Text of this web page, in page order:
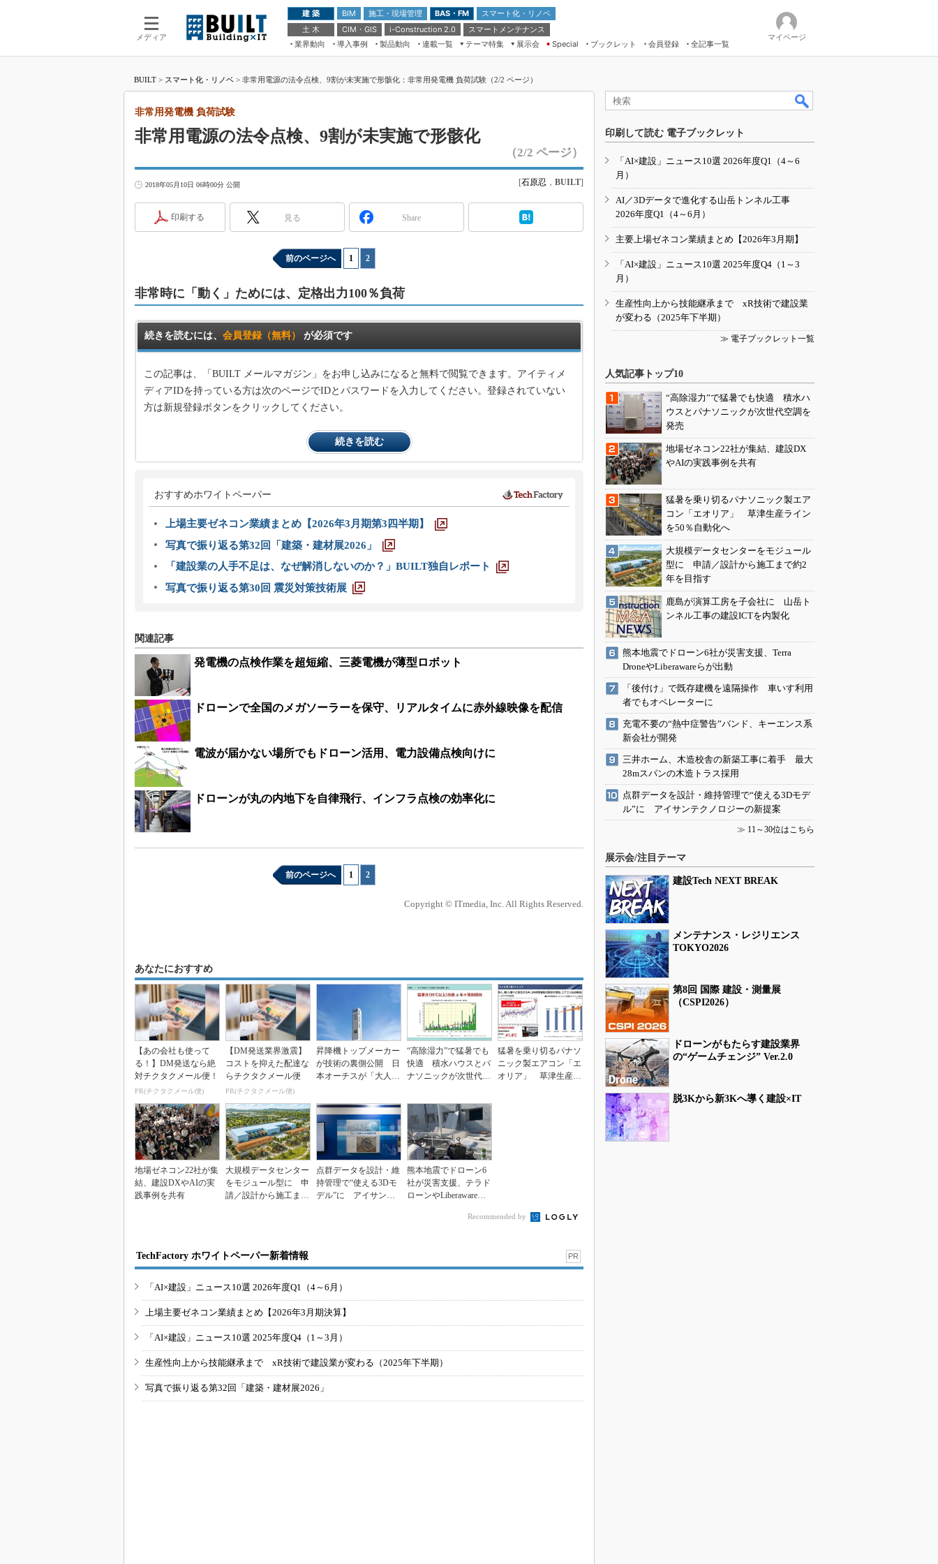
メディア
建 築 BIM 施工・現場管理 BAS・FM
スマート化・リノベ
土 木
CIM・GIS i-Construction 2.0
スマートメンテナンス
業界動向
導入事例 製品動向 連載一覧
テーマ特集
ドローンがもたらす建設業界の“ゲー
ムチェンジ” Ver.2.0
“Society5.0”時代のスマートビル
展示会
第8回 国際 建設・測量展
築・土木・不動産の先端技術展－
メンテナンス・レジリエンスTOKYO
Special ブックレット 会員登録 全記事一覧
マイページ
BUILT > スマート化・リノベ > 非常用電源の法令点検、9割が未実施で形骸化：非常用発電機 負荷試験（2/2 ページ）
非常用電源の法令点検、9割が未実施で形骸化
非常用発電機 負荷試験
（2/2 ページ）
2018年05月10日 06時00分 公開 [石原忍 ， BUILT]
印刷する 見る Share
前のページへ 1 2
非常時に「動く」ためには、定格出力100％負荷
続きを読むには、 会員登録（無料） が必須です
この記事は、「BUILT メールマガジン」をお申し込みになると無料で閲覧できます。アイティメ
ディアIDを持っている方は次のページでIDとパスワードを入力してください。登録されていない
方は新規登録ボタンをクリックしてください。
続きを読む
おすすめホワイトペーパー
上場主要ゼネコン業績まとめ【2026年3月期第3四半期】
写真で振り返る第32回「建築・建材展2026」
「建設業の人手不足は、なぜ解消しないのか？」BUILT独自レポート
写真で振り返る第30回 震災対策技術展
関連記事
発電機の点検作業を超短縮、三菱電機が薄型ロボット
ドローンで全国のメガソーラーを保守、リアルタイムに赤外線映像を配信
電波が届かない場所でもドローン活用、電力設備点検向けに
ドローンが丸の内地下を自律飛行、インフラ点検の効率化に
前のページへ 1 2
Copyright © ITmedia, Inc. All Rights Reserved.
あなたにおすすめ
【あの会社も使って
る！】DM発送なら絶
対チクタクメール便！
PR(チクタクメール便)
【DM発送業界激震】
コストを抑えた配達な
らチクタクメール便
PR(チクタクメール便)
昇降機トップメーカー
が技術の裏側公開 日
本オーチスが「大人の
“高除湿力”で猛暑でも
快適 積水ハウスとパ
ナソニックが次世代空
猛暑を乗り切るパナソ
ニック製エアコン「エ
オリア」 草津生産ラ
地場ゼネコン22社が集
結、建設DXやAIの実
践事例を共有
大規模データセンター
をモジュール型に 申
請／設計から施工まで
点群データを設計・維
持管理で“使える3Dモ
デル”に アイサンテ
熊本地震でドローン6
社が災害支援、テラド
ローンやLiberawareら
Recommended by
TechFactory ホワイトペーパー新着情報 PR
「AI×建設」ニュース10選 2026年度Q1（4～6月）
上場主要ゼネコン業績まとめ【2026年3月期決算】
「AI×建設」ニュース10選 2025年度Q4（1～3月）
生産性向上から技能継承まで xR技術で建設業が変わる（2025年下半期）
写真で振り返る第32回「建築・建材展2026」
印刷して読む 電子ブックレット
「AI×建設」ニュース10選 2026年度Q1（4～6
月）
AI／3Dデータで進化する山岳トンネル工事
2026年度Q1（4～6月）
主要上場ゼネコン業績まとめ【2026年3月期】
「AI×建設」ニュース10選 2025年度Q4（1～3
月）
生産性向上から技能継承まで xR技術で建設業
が変わる（2025年下半期）
≫ 電子ブックレット一覧
人気記事トップ10
“高除湿力”で猛暑でも快適 積水ハ
ウスとパナソニックが次世代空調を
発売
地場ゼネコン22社が集結、建設DX
やAIの実践事例を共有
猛暑を乗り切るパナソニック製エア
コン「エオリア」 草津生産ライン
を50％自動化へ
大規模データセンターをモジュール
型に 申請／設計から施工まで約2
年を目指す
鹿島が演算工房を子会社に 山岳ト
ンネル工事の建設ICTを内製化
熊本地震でドローン6社が災害支援、Terra
DroneやLiberawareらが出動
「後付け」で既存建機を遠隔操作 車いす利用
者でもオペレーターに
充電不要の“熱中症警告”バンド、キーエンス系
新会社が開発
三井ホーム、木造校舎の新築工事に着手 最大
28mスパンの木造トラス採用
点群データを設計・維持管理で“使える3Dモデ
ル”に アイサンテクノロジーの新提案
≫ 11～30位はこちら
展示会/注目テーマ
建設Tech NEXT BREAK
メンテナンス・レジリエンス
TOKYO2026
第8回 国際 建設・測量展
（CSPI2026）
ドローンがもたらす建設業界
の“ゲームチェンジ” Ver.2.0
脱3Kから新3Kへ導く建設×IT